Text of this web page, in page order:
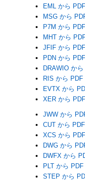
EML から PDF
MSG から
P7M から PDF
MHT から
JFIF から PDF
PDN から PDF
DRAWIO か
RIS から PDF
EVTX から
XER から PDF
JWW から
CUT から PDF
XCS から PDF
DWG から
DWFX から
PLT から PDF
STEP から